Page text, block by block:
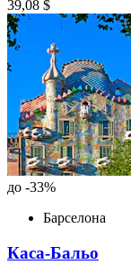
39,08 $
до -33%
Барселона
Каса-Бальо